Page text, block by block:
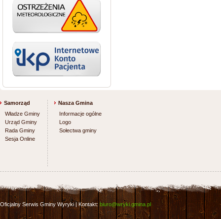
Samorząd
Władze Gminy
Urząd Gminy
Rada Gminy
Sesja Online
Nasza Gmina
Informacje ogólne
Logo
Sołectwa gminy
Oficjalny Serwis Gminy Wyryki | Kontakt: biuro@wryki.gmina.pl